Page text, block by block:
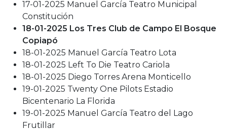
17-01-2025 Manuel García Teatro Municipal
Constitución
18-01-2025 Los Tres Club de Campo El Bosque
Copiapó
18-01-2025 Manuel García Teatro Lota
18-01-2025 Left To Die Teatro Cariola
18-01-2025 Diego Torres Arena Monticello
19-01-2025 Twenty One Pilots Estadio
Bicentenario La Florida
19-01-2025 Manuel García Teatro del Lago
Frutillar